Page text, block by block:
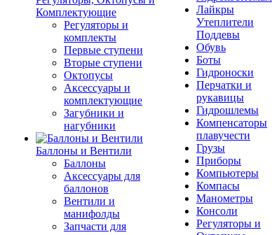
Комплектующие
Регуляторы и
комплекты
Первые ступени
Вторые ступени
Октопусы
Аксессуары и
комплектующие
Загубники и
нагубники
Баллоны и Вентили
Баллоны
Аксессуары для
баллонов
Вентили и
манифолды
Запчасти для
Лайкры
Утеплители
Поддевы
Обувь
Боты
Гидроноски
Перчатки и
рукавицы
Гидрошлемы
Компенсаторы
плавучести
Грузы
Приборы
Компьютеры
Компасы
Манометры
Консоли
Регуляторы и